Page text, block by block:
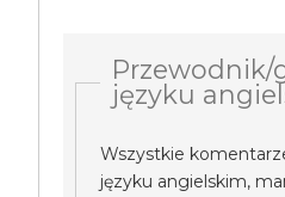
Przewodnik/
języku
Wszystkie
języku angielskim,